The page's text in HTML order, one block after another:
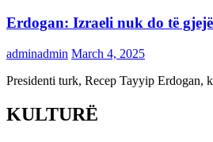
Erdogan: Izraeli nuk do të
adminadmin March 4, 2025
Presidenti turk, Recep Tayyip Erdogan,
KULTURË